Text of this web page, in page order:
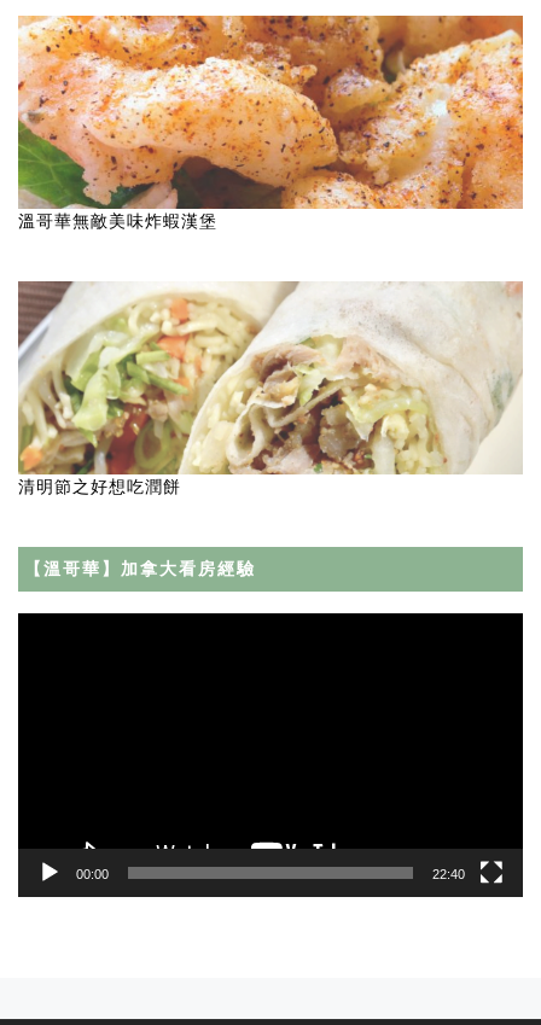
溫哥華無敵美味炸蝦漢堡
清明節之好想吃潤餅
【溫哥華】加拿大看房經驗
00:00 22:40